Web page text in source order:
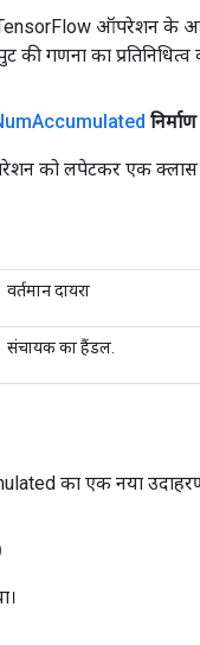
ऑपरेशन के
की गणना का प्रतिनिधित्व
Accumulated निर्माण
को लपेटकर एक क्लास
वर्तमान दायरा
संचायक का हैंडल.
का एक नया